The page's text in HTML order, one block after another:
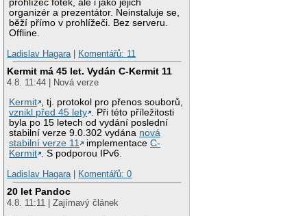
prohlížeč fotek, ale i jako jejich
organizér a prezentátor. Neinstaluje se,
běží přímo v prohlížeči. Bez serveru.
Offline.
Ladislav Hagara | Komentářů: 11
Kermit má 45 let. Vydán C-Kermit 11
4.8. 11:44 | Nová verze
Kermit , tj. protokol pro přenos souborů,
vznikl před 45 lety . Při této příležitosti
byla po 15 letech od vydání poslední
stabilní verze 9.0.302 vydána nová
stabilní verze 11
implementaceC-
Kermit . S podporou IPv6.
Ladislav Hagara | Komentářů: 0
20 let Pandoc
4.8. 11:11 | Zajímavý článek